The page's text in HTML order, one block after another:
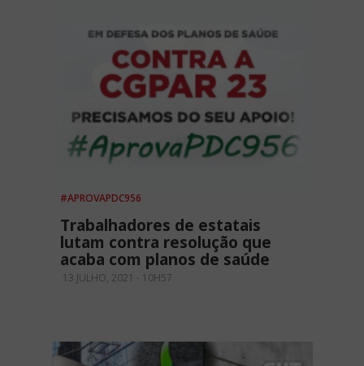
#APROVAPDC956
Trabalhadores de estatais
lutam contra resolução que
acaba com planos de saúde
13 JULHO, 2021 - 10H57